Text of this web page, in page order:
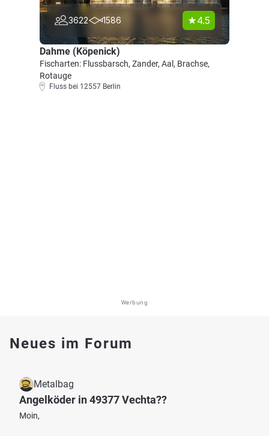
3622 1586 4.5
Dahme (Köpenick)
Fischarten: Flussbarsch, Zander, Aal, Brachse,
Rotauge
Fluss bei 12557 Berlin
Werbung
Neues im Forum
Metalbag
Angelköder in 49377 Vechta??
Moin,